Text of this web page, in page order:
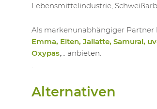
Lebensmittelindustrie,
Als markenunabhängiger
Emma, Elten, Jallatte, Samurai,
Oxypas ,... anbieten.
Alternativen